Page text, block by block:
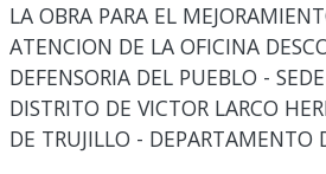
LA OBRA PARA EL
ATENCION DE LA OFICINA
DEFENSORIA DEL PUEBLO -
DISTRITO DE VICTOR LARCO
DE TRUJILLO - DEPARTAMENTO